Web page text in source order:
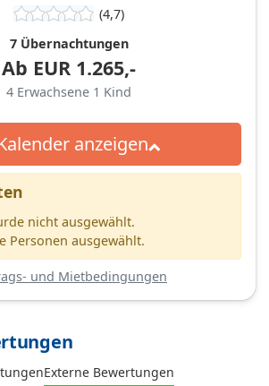
(4,7)
7 Übernachtungen
Ab EUR 1.265,-
4 Erwachsene 1 Kind
anzeigen
nicht ausgewählt.
Personen ausgewählt.
und Mietbedingungen
Externe Bewertungen